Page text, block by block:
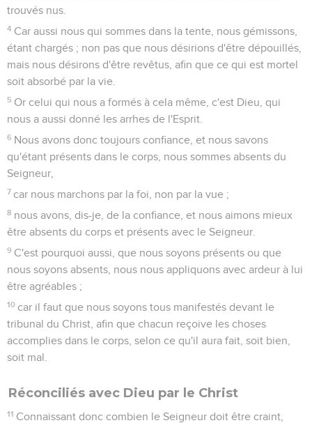
trouvés nus.
4 Car aussi nous qui sommes dans la tente, nous gémissons,
étant chargés ; non pas que nous désirions d'être dépouillés,
mais nous désirons d'être revêtus, afin que ce qui est mortel
soit absorbé par la vie.
5 Or celui qui nous a formés à cela même, c'est Dieu, qui
nous a aussi donné les arrhes de l'Esprit.
6 Nous avons donc toujours confiance, et nous savons
qu'étant présents dans le corps, nous sommes absents du
Seigneur,
7 car nous marchons par la foi, non par la vue ;
8 nous avons, dis-je, de la confiance, et nous aimons mieux
être absents du corps et présents avec le Seigneur.
9 C'est pourquoi aussi, que nous soyons présents ou que
nous soyons absents, nous nous appliquons avec ardeur à lui
être agréables ;
10 car il faut que nous soyons tous manifestés devant le
tribunal du Christ, afin que chacun reçoive les choses
accomplies dans le corps, selon ce qu'il aura fait, soit bien,
soit mal.
Réconciliés avec Dieu par le Christ
11 Connaissant donc combien le Seigneur doit être craint,